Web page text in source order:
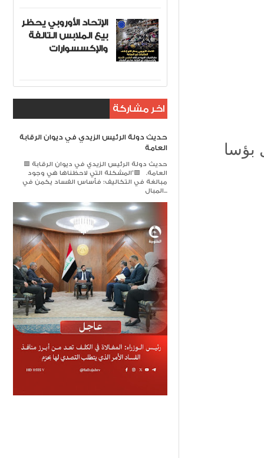
الإتحاد الأوروبي يحظر
بيع الملابس التالفة
والإكسسوارات
اخر مشاركة
حديث دولة الرئيس الزيدي في ديوان الرقابة
العامة
🟥 حديث دولة الرئيس الزيدي في ديوان الرقابة
العامة. 🟥​"المشكلة التي لاحظناها هي وجود
مبالغة في التكاليف؛ فأساس الفساد يكمن في
المبال...